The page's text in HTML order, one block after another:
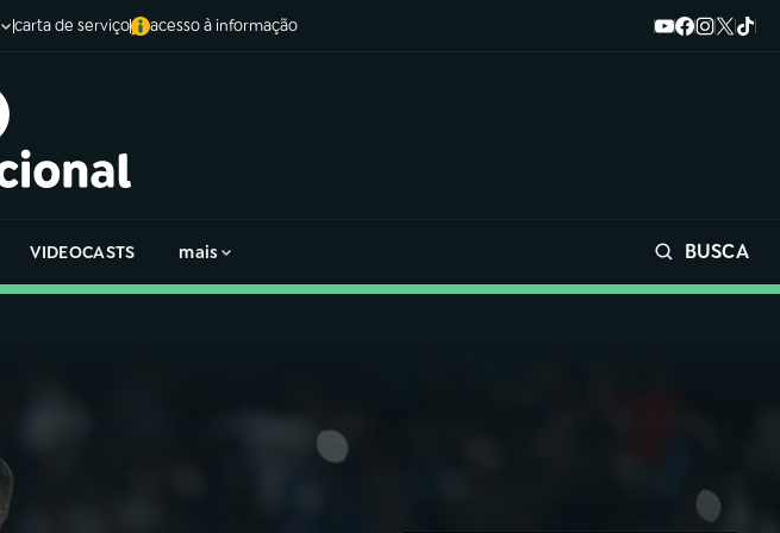
carta de serviço acesso à informação
VIDEOCASTS mais BUSCA